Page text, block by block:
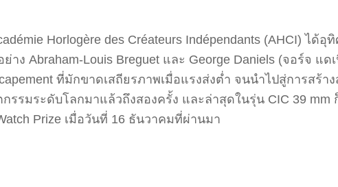
Horlogère des Créateurs Indépendants (AHCI) ได้อุ
ง Abraham-Louis Breguet และ George Daniels (จอร์จ แด
ที่มักขาดเสถียรภาพเมื่อแรงส่งต่ำ จนนำไปสู่การสร้า
กรรมระดับโลกมาแล้วถึงสองครั้ง และล่าสุดในรุ่น CIC 39 mm
Prize เมื่อวันที่ 16 ธันวาคมที่ผ่านมา